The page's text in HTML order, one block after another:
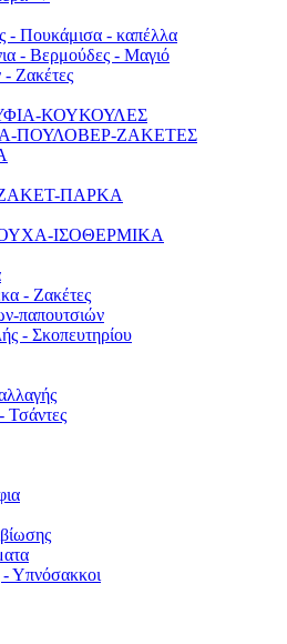
- Πουκάμισα - καπέλλα
- Βερμούδες - Μαγιό
Ζακέτες
ΚΟΥΚΟΥΛΕΣ
ΠΟΥΛΟΒΕΡ-ΖΑΚΕΤΕΣ
ΠΑΡΚΑ
ΙΣΟΘΕΡΜΙΚΑ
- Ζακέτες
παπουτσιών
- Σκοπευτηρίου
Τσάντες
- Υπνόσακκοι